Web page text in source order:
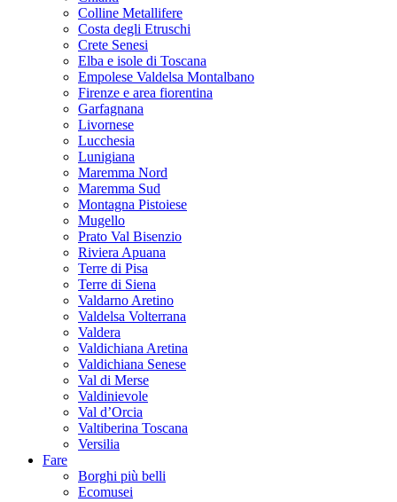
Colline Metallifere
Costa degli Etruschi
Crete Senesi
Elba e isole di Toscana
Empolese Valdelsa Montalbano
Firenze e area fiorentina
Garfagnana
Livornese
Lucchesia
Lunigiana
Maremma Nord
Maremma Sud
Montagna Pistoiese
Mugello
Prato Val Bisenzio
Riviera Apuana
Terre di Pisa
Terre di Siena
Valdarno Aretino
Valdelsa Volterrana
Valdera
Valdichiana Aretina
Valdichiana Senese
Val di Merse
Valdinievole
Val d’Orcia
Valtiberina Toscana
Versilia
Fare
Borghi più belli
Ecomusei